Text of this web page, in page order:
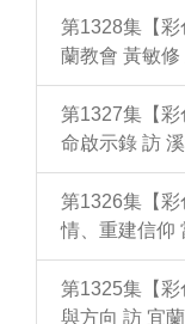
第1328集【
蘭教會 黃敏修
第1327集【
命啟示錄 訪
第1326集【
情、重建信仰
第1325集【
與方向 訪 宜